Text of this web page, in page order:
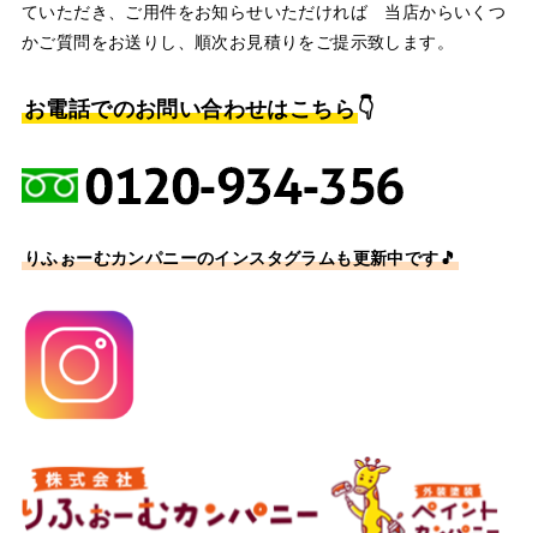
ていただき、ご用件をお知らせいただければ 当店からいくつ
かご質問をお送りし、順次お見積りをご提示致します。
お電話でのお問い合わせはこちら👇
りふぉーむカンパニーのインスタグラムも更新中です🎵